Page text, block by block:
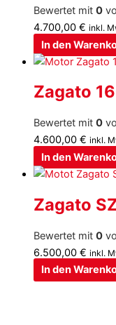
Bewertet mit 0
4.700,00 € inkl.
In den
Zagato
Bewertet mit 0
4.600,00 € inkl.
In den
Zagato
Bewertet mit 0
6.500,00 € inkl.
In den